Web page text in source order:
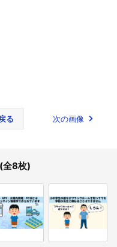
る 次の画像
全8枚)